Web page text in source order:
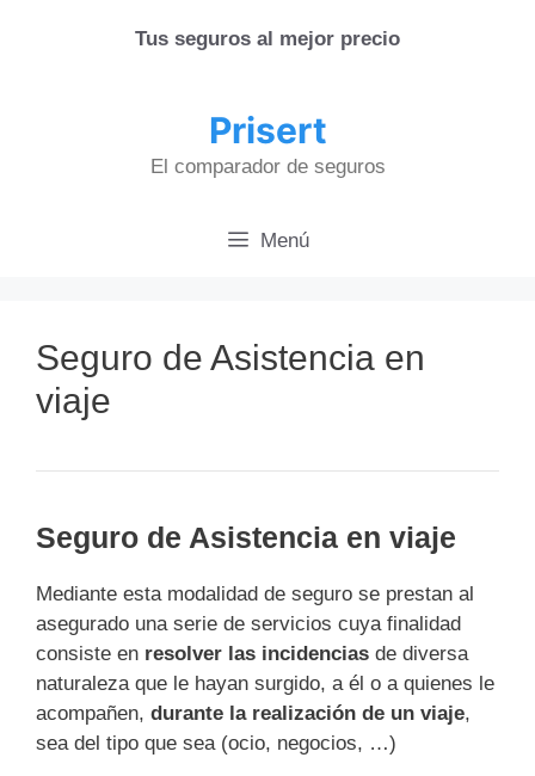
Tus seguros al mejor precio
Prisert
El comparador de seguros
Menú
Seguro de Asistencia en
viaje
Seguro de Asistencia en viaje
Mediante esta modalidad de seguro se prestan al
asegurado una serie de servicios cuya finalidad
consiste en resolver las incidencias de diversa
naturaleza que le hayan surgido, a él o a quienes le
acompañen, durante la realización de un viaje,
sea del tipo que sea (ocio, negocios, …)